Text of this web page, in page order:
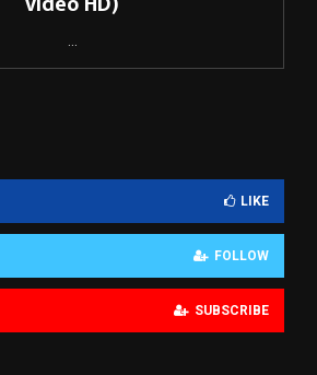
LIKE
FOLLOW
SUBSCRIBE